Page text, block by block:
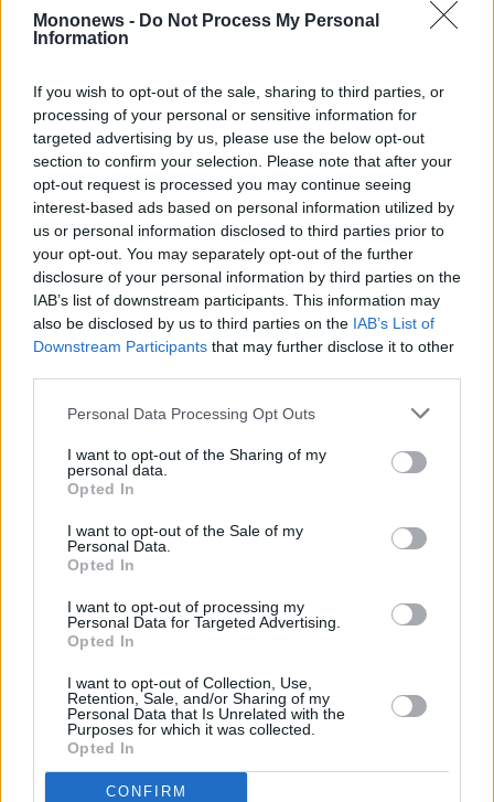
Mononews - Do Not Process My Personal
Information
If you wish to opt-out of the sale, sharing to third parties, or
processing of your personal or sensitive information for
targeted advertising by us, please use the below opt-out
section to confirm your selection. Please note that after your
opt-out request is processed you may continue seeing
interest-based ads based on personal information utilized by
us or personal information disclosed to third parties prior to
your opt-out. You may separately opt-out of the further
disclosure of your personal information by third parties on the
IAB’s list of downstream participants. This information may
also be disclosed by us to third parties on the IAB’s List of
Downstream Participants that may further disclose it to other
Personal Data Processing Opt Outs
I want to opt-out of the Sharing of my
personal data.
Opted In
I want to opt-out of the Sale of my
Personal Data.
Opted In
I want to opt-out of processing my
Personal Data for Targeted Advertising.
Opted In
I want to opt-out of Collection, Use,
Retention, Sale, and/or Sharing of my
Personal Data that Is Unrelated with the
Purposes for which it was collected.
Opted In
CONFIRM
Με τους καταλόγους των θέσεων στο
υψηλότερο επίπεδο της χρονιάς, οι
πλοιοκτήτες αντιμετωπίζουν μία από τις πιο
δύσκολες συνθήκες τα τελευταία χρόνια.
Ωστόσο, λόγω της κυκλικής φύσης των
ναυλαγορών, τέτοιες δύσκολες περίοδοι
σπάνια επιμένουν για πολύ, και συχνά θέτουν
τις βάσεις για ισχυρή ανάκαμψη όταν η τάση
αντιστραφεί.
υπηρεσίες Διαχείρισης Επενδύσεων
AssetManagement) στους τομείς
Shipping και τωνCommodities. Έχουν την
έδρα τους στη Νέα Υόρκη και είναι οι
τουBreakwaveDryBulkShipping
NYSE:BDRY) και
τουBreakwave
BWET).